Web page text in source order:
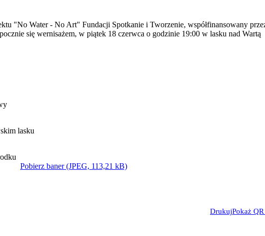
"No Water - No Art" Fundacji Spotkanie i Tworzenie, współfinansowany
się wernisażem, w piątek 18 czerwca o godzinie 19:00 w lasku nad Wartą
lasku
Pobierz baner (JPEG, 113,21 kB)
DrukujPokaż